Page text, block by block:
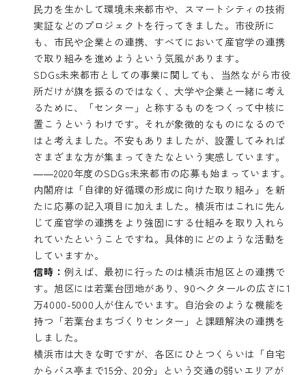
民力を生かして環境未来都市や、スマートシティの技術
実証などのプロジェクトを行ってきました。市役所に
も、市民や企業との連携、すべてにおいて産官学の連携
で取り組みを進めようという気風があります。
SDGs未来都市としての事業に関しても、当然ながら市役
所だけが旗を振るのではなく、大学や企業と一緒に考え
るために、「センター」と称するものをつくって中核に
置こうというわけです。それが象徴的なものになるので
はと考えました。不安もありましたが、設置してみれば
さまざまな方が集まってきたなという実感しています。
――2020年度のSDGs未来都市の応募も始まっています。
内閣府は「自律的好循環の形成に向けた取り組み」を新
たに応募の記入項目に加えました。横浜市はこれに先ん
じて産官学の連携をより強固にする仕組みを取り入れら
れていたということですね。具体的にどのような活動を
していますか。
信時： 例えば、最初に行ったのは横浜市旭区との連携で
す。旭区には若葉台団地があり、90ヘクタールの広さに1
万4000-5000人が住んでいます。自治会のような機能を
持つ「若葉台まちづくりセンター」と課題解決の連携を
しました。
横浜市は大きな町ですが、各区にひとつくらいは「自宅
からバス亭まで15分、20分」という交通の弱いエリアが